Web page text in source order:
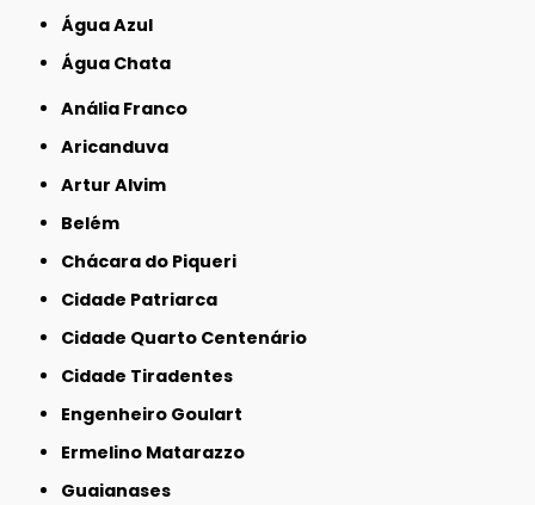
Água Azul
Água Chata
Anália Franco
Aricanduva
Artur Alvim
Belém
Chácara do Piqueri
Cidade Patriarca
Cidade Quarto Centenário
Cidade Tiradentes
Engenheiro Goulart
Ermelino Matarazzo
Guaianases